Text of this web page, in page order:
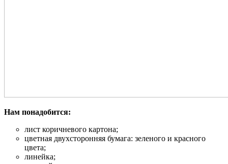
Нам понадобится:
лист коричневого картона;
цветная двухсторонняя бумага: зеленого и красного
цвета;
линейка;